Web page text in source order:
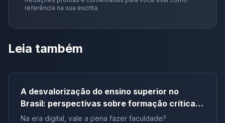
referência na sua escrita.
Leia também
A desvalorização do ensino superior no
Brasil: perspectivas sobre formação crítica e
influência digital |Tema de redação
Na era digital, vale a pena fazer faculdade?